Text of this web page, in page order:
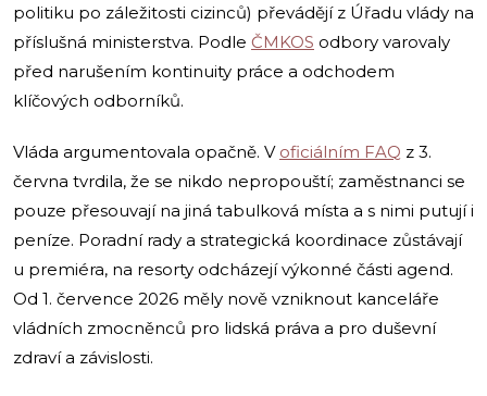
politiku po záležitosti cizinců) převádějí z Úřadu vlády na
příslušná ministerstva. Podle ČMKOS odbory varovaly
před narušením kontinuity práce a odchodem
klíčových odborníků.
Vláda argumentovala opačně. V oficiálním FAQ z 3.
června tvrdila, že se nikdo nepropouští; zaměstnanci se
pouze přesouvají na jiná tabulková místa a s nimi putují i
peníze. Poradní rady a strategická koordinace zůstávají
u premiéra, na resorty odcházejí výkonné části agend.
Od 1. července 2026 měly nově vzniknout kanceláře
vládních zmocněnců pro lidská práva a pro duševní
zdraví a závislosti.